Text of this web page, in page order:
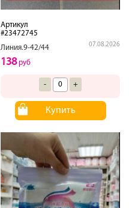
Артикул
#23472745
Линия.9-42/44
07.08.2026
138руб
- +
Купить